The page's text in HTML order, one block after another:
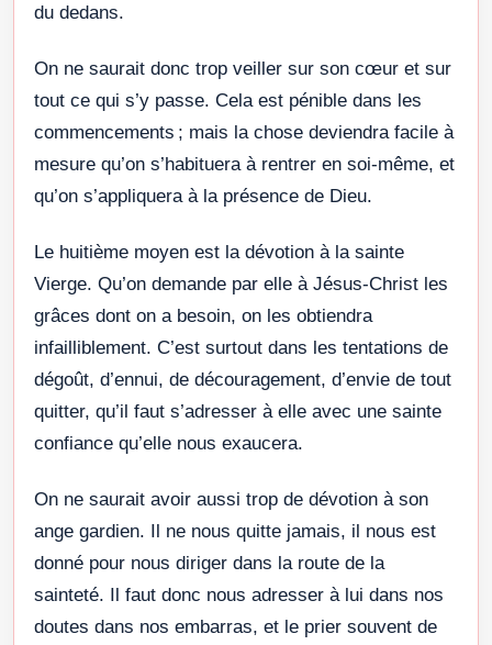
du dedans.
On ne saurait donc trop veiller sur son cœur et sur
tout ce qui s’y passe. Cela est pénible dans les
commencements ; mais la chose deviendra facile à
mesure qu’on s’habituera à rentrer en soi-même, et
qu’on s’appliquera à la présence de Dieu.
Le huitième moyen est la dévotion à la sainte
Vierge. Qu’on demande par elle à Jésus-Christ les
grâces dont on a besoin, on les obtiendra
infailliblement. C’est surtout dans les tentations de
dégoût, d’ennui, de découragement, d’envie de tout
quitter, qu’il faut s’adresser à elle avec une sainte
confiance qu’elle nous exaucera.
On ne saurait avoir aussi trop de dévotion à son
ange gardien. Il ne nous quitte jamais, il nous est
donné pour nous diriger dans la route de la
sainteté. Il faut donc nous adresser à lui dans nos
doutes dans nos embarras, et le prier souvent de